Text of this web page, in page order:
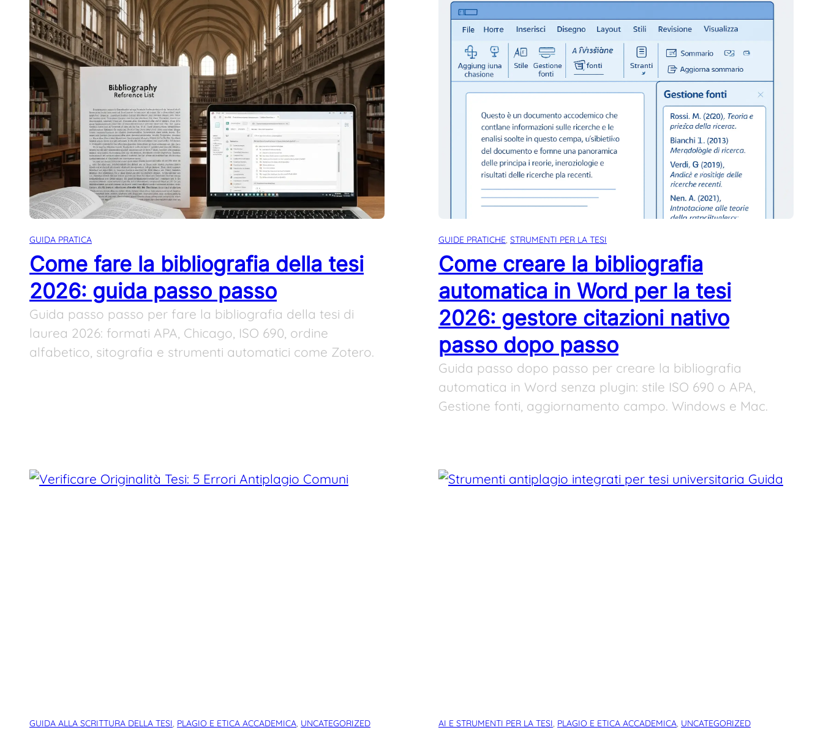
GUIDA PRATICA
Come fare la bibliografia della tesi
2026: guida passo passo
Guida passo passo per fare la bibliografia della tesi di
laurea 2026: formati APA, Chicago, ISO 690, ordine
alfabetico, sitografia e strumenti automatici come Zotero.
GUIDE PRATICHE, STRUMENTI PER LA TESI
Come creare la bibliografia
automatica in Word per la tesi
2026: gestore citazioni nativo
passo dopo passo
Guida passo dopo passo per creare la bibliografia
automatica in Word senza plugin: stile ISO 690 o APA,
Gestione fonti, aggiornamento campo. Windows e Mac.
GUIDA ALLA SCRITTURA DELLA TESI, PLAGIO E ETICA ACCADEMICA, UNCATEGORIZED AI E STRUMENTI PER LA TESI, PLAGIO E ETICA ACCADEMICA, UNCATEGORIZED